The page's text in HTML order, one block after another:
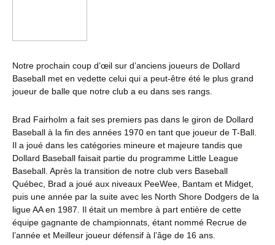
Notre prochain coup d’œil sur d’anciens joueurs de Dollard
Baseball met en vedette celui qui a peut-être été le plus grand
joueur de balle que notre club a eu dans ses rangs.
Brad Fairholm a fait ses premiers pas dans le giron de Dollard
Baseball à la fin des années 1970 en tant que joueur de T-Ball.
Il a joué dans les catégories mineure et majeure tandis que
Dollard Baseball faisait partie du programme Little League
Baseball. Après la transition de notre club vers Baseball
Québec, Brad a joué aux niveaux PeeWee, Bantam et Midget,
puis une année par la suite avec les North Shore Dodgers de la
ligue AA en 1987. Il était un membre à part entière de cette
équipe gagnante de championnats, étant nommé Recrue de
l’année et Meilleur joueur défensif à l’âge de 16 ans.